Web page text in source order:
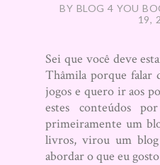
BY BLOG 4 YOU
19,
Sei que você deve
Thâmila porque falar
jogos e quero ir aos
estes conteúdos
primeiramente um
livros, virou um
abordar o que eu